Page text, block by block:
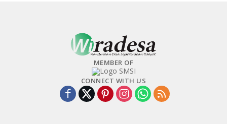
MEMBER OF
CONNECT WITH US